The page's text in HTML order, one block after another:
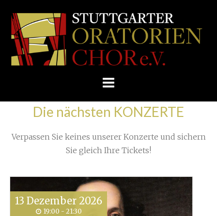
Skip
E.V.
Home Proben Wieder ein Freitag der 13. ...
Die nächsten KONZERTE
Verpassen Sie keines unserer Konzerte und sichern
Sie gleich Ihre Tickets!
13 Dezember 2026
19:00 - 21:30